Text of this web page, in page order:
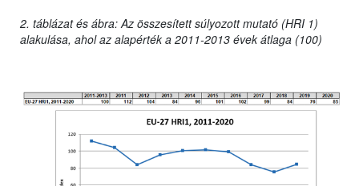
2. táblázat és ábra: Az összesített súlyozott mutató (HRI 1)
alakulása, ahol az alapérték a 2011-2013 évek átlaga (100)